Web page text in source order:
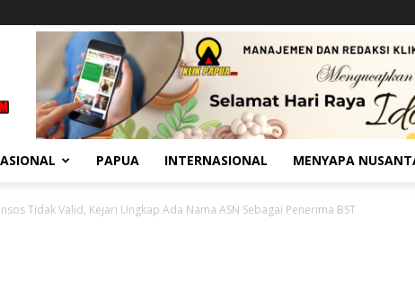
PAPUA INTERNASIONAL MENYAPA
Tidak Valid, Kejari Ungkap Ada Nama ASN Sebagai Penerima BST